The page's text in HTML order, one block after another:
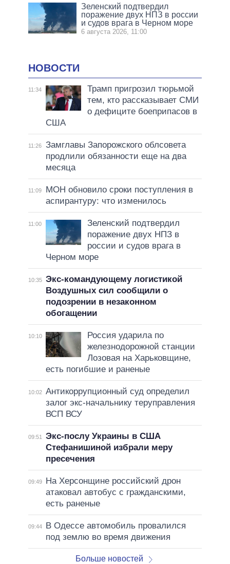
Зеленский подтвердил
поражение двух НПЗ в россии
и судов врага в Черном море
6 августа 2026, 11:00
НОВОСТИ
11:34
Трамп пригрозил тюрьмой
тем, кто рассказывает СМИ
о дефиците боеприпасов в
США
11:26
Замглавы Запорожского облсовета
продлили обязанности еще на два
месяца
11:09
МОН обновило сроки поступления в
аспирантуру: что изменилось
11:00
Зеленский подтвердил
поражение двух НПЗ в
россии и судов врага в
Черном море
10:35 Экс-командующему логистикой
Воздушных сил сообщили о
подозрении в незаконном
обогащении
10:10
Россия ударила по
железнодорожной станции
Лозовая на Харьковщине,
есть погибшие и раненые
10:02 Антикоррупционный суд определил
залог экс-начальнику теруправления
ВСП ВСУ
09:51
Экс-послу Украины в США
Стефанишиной избрали меру
пресечения
09:49
На Херсонщине российский дрон
атаковал автобус с гражданскими,
есть раненые
09:44
В Одессе автомобиль провалился
под землю во время движения
Больше новостей